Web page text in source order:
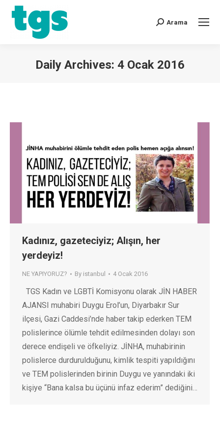
Arama
Daily Archives: 4 Ocak 2016
Kadınız, gazeteciyiz; Alışın, her
yerdeyiz!
NE YAPIYORUZ? By istanbul 4 Ocak 2016
TGS Kadın ve LGBTİ Komisyonu olarak JİN HABER
AJANSI muhabiri Duygu Erol’un, Diyarbakır Sur
ilçesi, Gazi Caddesi’nde haber takip ederken TEM
polislerince ölümle tehdit edilmesinden dolayı son
derece endişeli ve öfkeliyiz. JİNHA, muhabirinin
polislerce durdurulduğunu, kimlik tespiti yapıldığını
ve TEM polislerinden birinin Duygu ve yanındaki iki
kişiye “Bana kalsa bu üçünü infaz ederim” dediğini…